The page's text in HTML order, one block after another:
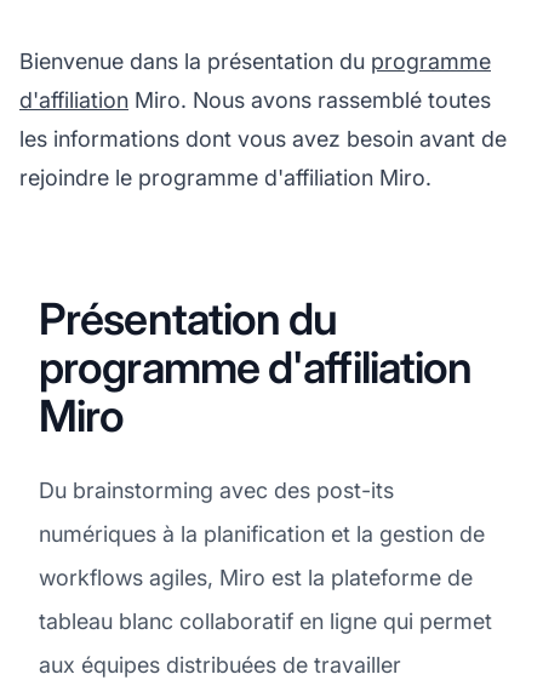
Bienvenue dans la présentation du programme
d'affiliation Miro. Nous avons rassemblé toutes
les informations dont vous avez besoin avant de
rejoindre le programme d'affiliation Miro.
Présentation du
programme d'affiliation
Miro
Du brainstorming avec des post-its
numériques à la planification et la gestion de
workflows agiles, Miro est la plateforme de
tableau blanc collaboratif en ligne qui permet
aux équipes distribuées de travailler